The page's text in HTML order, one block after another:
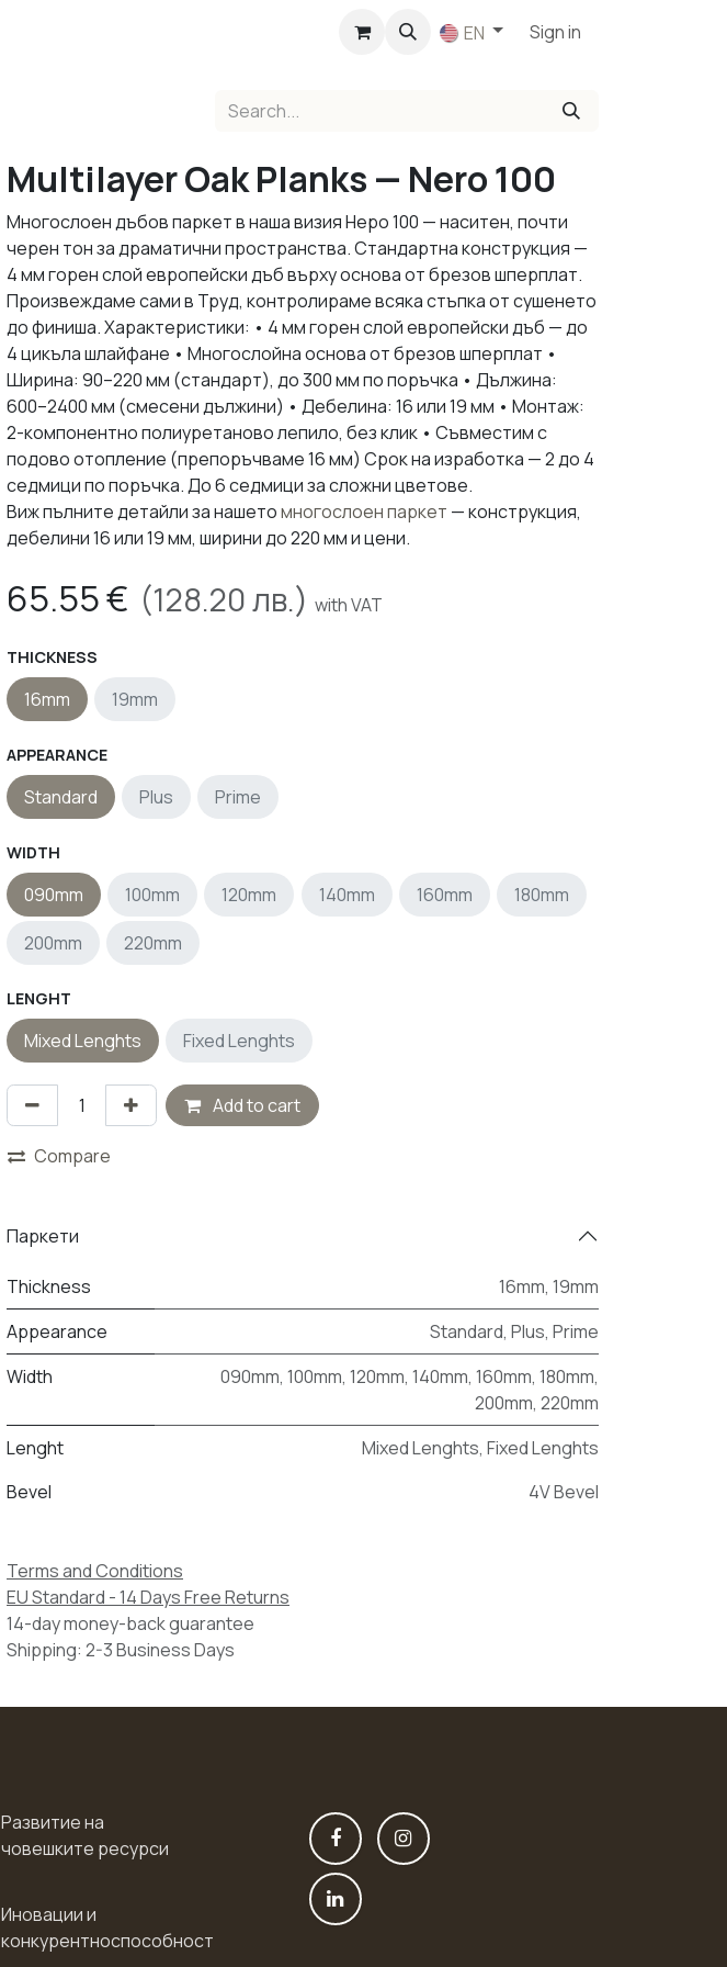
EN Sign in
Multilayer Oak Planks — Nero 100
Многослоен дъбов паркет в наша визия Неро 100 — наситен, почти
черен тон за драматични пространства. Стандартна конструкция —
4 мм горен слой европейски дъб върху основа от брезов шперплат.
Произвеждаме сами в Труд, контролираме всяка стъпка от сушенето
до финиша. Характеристики: • 4 мм горен слой европейски дъб — до
4 цикъла шлайфане • Многослойна основа от брезов шперплат •
Ширина: 90–220 мм (стандарт), до 300 мм по поръчка • Дължина:
600–2400 мм (смесени дължини) • Дебелина: 16 или 19 мм • Монтаж:
2-компонентно полиуретаново лепило, без клик • Съвместим с
подово отопление (препоръчваме 16 мм) Срок на изработка — 2 до 4
седмици по поръчка. До 6 седмици за сложни цветове.
Виж пълните детайли за нашетомногослоен паркет — конструкция,
дебелини 16 или 19 мм, ширини до 220 мм и цени.
65.55€ (128.20лв.) with VAT
THICKNESS
16mm 19mm
APPEARANCE
Standard Plus Prime
WIDTH
090mm 100mm 120mm 140mm 160mm
180mm
200mm
220mm
LENGHT
Mixed Lenghts Fixed Lenghts
Add to cart
Compare
Паркети
Thickness 16mm, 19mm
Appearance
Standard, Plus, Prime
Width
090mm, 100mm, 120mm, 140mm, 160mm, 180mm,
200mm, 220mm
Lenght
Mixed Lenghts, Fixed Lenghts
Bevel
4V Bevel
Terms and Conditions
EU Standard - 14 Days Free Returns
14-day money-back guarantee
Shipping: 2-3 Business Days
Развитие на
човешките ресурси
Иновации и
конкурентноспособност